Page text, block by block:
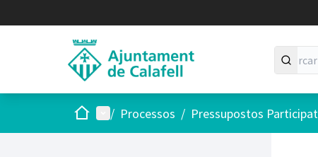
Inici Menú principal
/ Processos / Pressupostos